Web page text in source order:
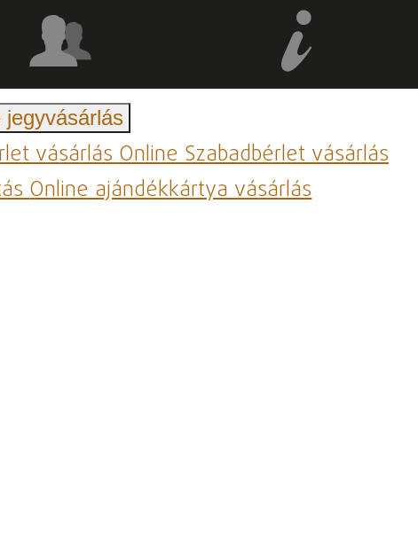
jegyvásárlás
vásárlásOnline Szabadbérlet vásárlás
Online ajándékkártya vásárlás